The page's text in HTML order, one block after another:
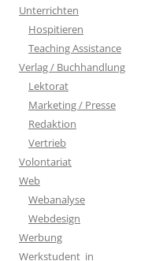
Unterrichten
Hospitieren
Teaching Assistance
Verlag / Buchhandlung
Lektorat
Marketing / Presse
Redaktion
Vertrieb
Volontariat
Web
Webanalyse
Webdesign
Werbung
Werkstudent_in